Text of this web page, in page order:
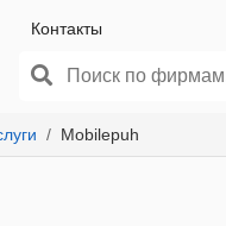
Контакты
Mobilepuh